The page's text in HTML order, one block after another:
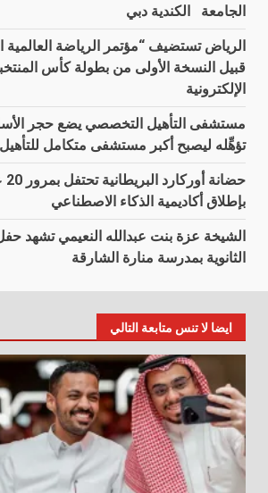
الجامعة الكندية دبي
قبيل النسخة الأولى من بطولة كأس
الإلكترونية
مستشفى التأهيل التخصصي يضع حجر
تؤهِّله ليصبح أكبر مستشفى متكامل
بإطلاق أكاديمية الذكاء الاصطناعي
الشيخة عزة بنت عبدالله النعيمي تشهد
الثانوية بمدرسة منارة الشارقة
ايضا لا تنس متابعة التالي